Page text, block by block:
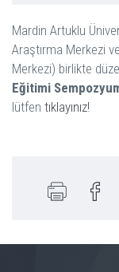
Mardin Artuklu
Araştırma Merkezi
Merkezi) birlikte
Eğitimi
lütfen tıklayınız!